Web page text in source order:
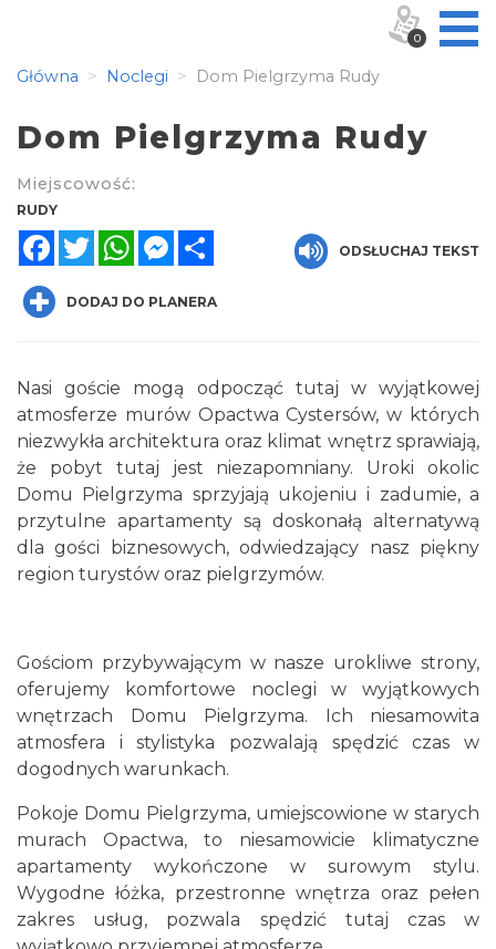
Główna Noclegi Dom Pielgrzyma Rudy
Dom Pielgrzyma Rudy
Miejscowość:
RUDY
FacebookTwitterWhatsAppMessenger
ODSŁUCHAJ TEKST
DODAJ DO PLANERA
Nasi goście mogą odpocząć tutaj w wyjątkowej
atmosferze murów Opactwa Cystersów, w których
niezwykła architektura oraz klimat wnętrz sprawiają,
że pobyt tutaj jest niezapomniany. Uroki okolic
Domu Pielgrzyma sprzyjają ukojeniu i zadumie, a
przytulne apartamenty są doskonałą alternatywą
dla gości biznesowych, odwiedzający nasz piękny
region turystów oraz pielgrzymów.
Gościom przybywającym w nasze urokliwe strony,
oferujemy komfortowe noclegi w wyjątkowych
wnętrzach Domu Pielgrzyma. Ich niesamowita
atmosfera i stylistyka pozwalają spędzić czas w
dogodnych warunkach.
Pokoje Domu Pielgrzyma, umiejscowione w starych
murach Opactwa, to niesamowicie klimatyczne
apartamenty wykończone w surowym stylu.
Wygodne łóżka, przestronne wnętrza oraz pełen
zakres usług, pozwala spędzić tutaj czas w
0